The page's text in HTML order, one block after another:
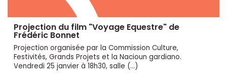
Projection du film "Voyage Equestre" de
Frédéric Bonnet
Projection organisée par la Commission Culture,
Festivités, Grands Projets et la Nacioun gardiano.
Vendredi 25 janvier à 18h30, salle (…)